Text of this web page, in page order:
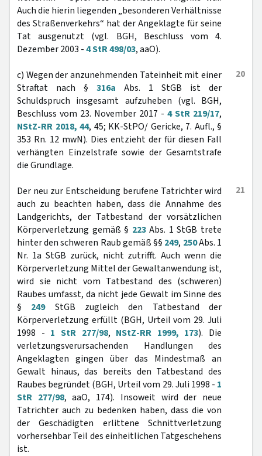
Auch die hierin liegenden „besonderen Verhältnisse
des Straßenverkehrs“ hat der Angeklagte für seine
Tat ausgenutzt (vgl. BGH, Beschluss vom 4.
Dezember 2003 -4 StR 498/03, aaO).
20
c) Wegen der anzunehmenden Tateinheit mit einer
Straftat nach § 316a Abs. 1 StGB ist der
Schuldspruch insgesamt aufzuheben (vgl. BGH,
Beschluss vom 23. November 2017 - 4 StR 219/17,
NStZ-RR 2018, 44, 45; KK-StPO/ Gericke, 7. Aufl., §
353 Rn. 12 mwN). Dies entzieht der für diesen Fall
verhängten Einzelstrafe sowie der Gesamtstrafe
die Grundlage.
21
Der neu zur Entscheidung berufene Tatrichter wird
auch zu beachten haben, dass die Annahme des
Landgerichts, der Tatbestand der vorsätzlichen
Körperverletzung gemäß § 223Abs. 1 StGB trete
hinter den schweren Raub gemäß §§ 249, 250Abs. 1
Nr. 1a StGB zurück, nicht zutrifft. Auch wenn die
Körperverletzung Mittel der Gewaltanwendung ist,
wird sie nicht vom Tatbestand des (schweren)
Raubes umfasst, da nicht jede Gewalt im Sinne des
§ 249StGB zugleich den Tatbestand der
Körperverletzung erfüllt (BGH, Urteil vom 29. Juli
1998 - 1 StR 277/98, NStZ-RR 1999, 173). Die
verletzungsverursachenden Handlungen des
Angeklagten gingen über das Mindestmaß an
Gewalt hinaus, das bereits den Tatbestand des
Raubes begründet (BGH, Urteil vom 29. Juli 1998 - 1
StR 277/98, aaO, 174). Insoweit wird der neue
Tatrichter auch zu bedenken haben, dass die von
der Geschädigten erlittene Schnittverletzung
vorhersehbar Teil des einheitlichen Tatgeschehens
ist.